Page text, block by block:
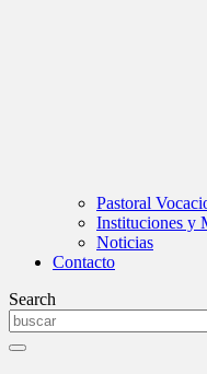
Pastoral
Instituciones y
Noticias
Contacto
Search